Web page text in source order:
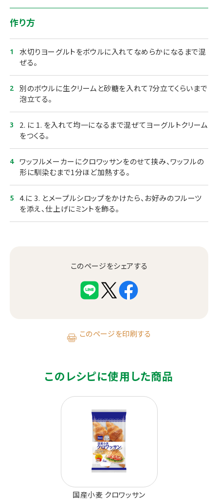
作り方
水切りヨーグルトをボウルに入れてなめらかになるまで混
ぜる。
別のボウルに生クリームと砂糖を入れて7分立てくらいまで
泡立てる。
2. に 1. を入れて均一になるまで混ぜてヨーグルトクリーム
をつくる。
ワッフルメーカーにクロワッサンをのせて挟み、ワッフルの
形に馴染むまで1分ほど加熱する。
4.に 3. とメープルシロップをかけたら、お好みのフルーツ
を添え、仕上げにミントを飾る。
このページをシェアする
このページを印刷する
このレシピに使用した商品
国産小麦 クロワッサン